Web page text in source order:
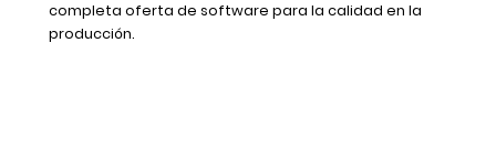
completa oferta de software para la calidad en la
producción.